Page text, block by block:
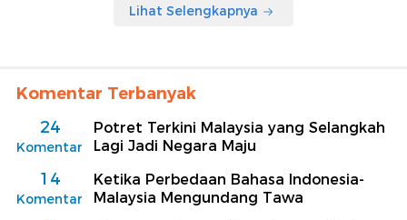
Lihat Selengkapnya
Komentar Terbanyak
24
Komentar
Potret Terkini Malaysia yang Selangkah
Lagi Jadi Negara Maju
14
Komentar
Ketika Perbedaan Bahasa Indonesia-
Malaysia Mengundang Tawa